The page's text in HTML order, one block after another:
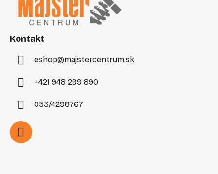
Kontakt
eshop@majstercentrum.sk
+421 948 299 890
053/4298767